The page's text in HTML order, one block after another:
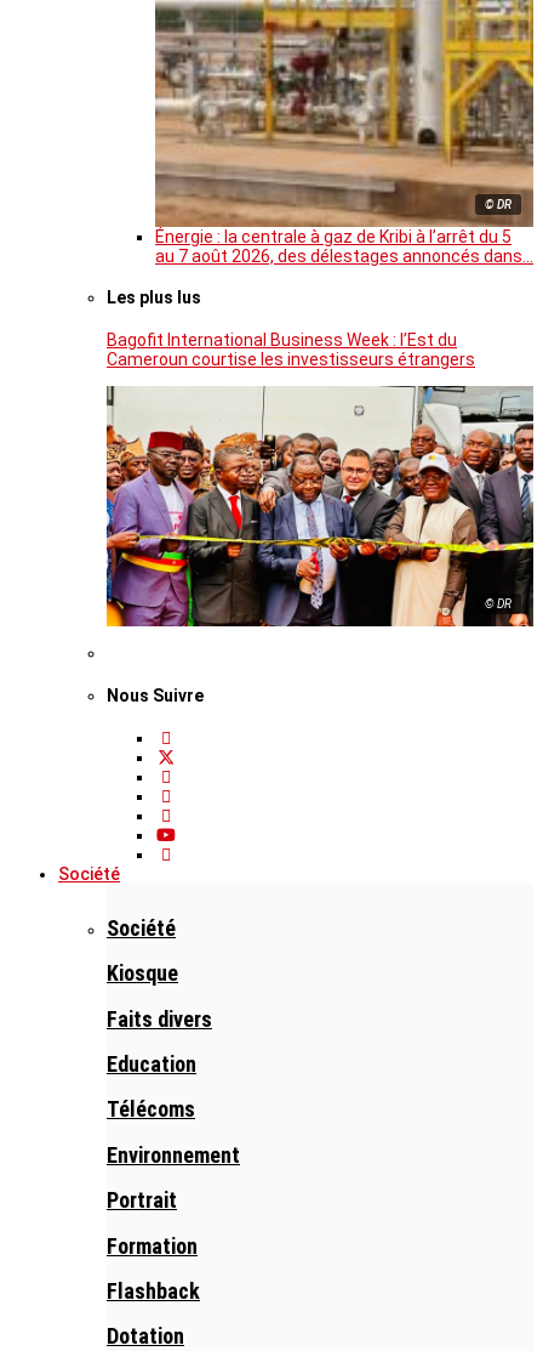
© DR
Énergie : la centrale à gaz de Kribi à l’arrêt du 5
au 7 août 2026, des délestages annoncés dans…
Les plus lus
Bagofit International Business Week : l’Est du
Cameroun courtise les investisseurs étrangers
© DR
Nous Suivre
Société
Société
Kiosque
Faits divers
Education
Télécoms
Environnement
Portrait
Formation
Flashback
Dotation